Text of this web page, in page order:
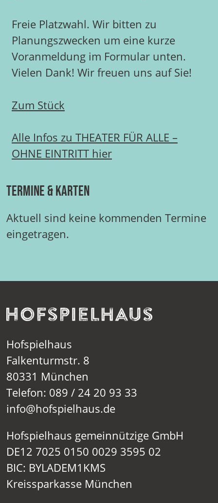
Freie Platzwahl. Wir bitten zu
Planungszwecken um eine kurze
Voranmeldung im Formular unten.
Vielen Dank! Wir freuen uns auf Sie!
Zum Stück
Alle Infos zu THEATER FÜR ALLE –
OHNE EINTRITT hier
Termine & Karten
Aktuell sind keine kommenden Termine
eingetragen.
Hofspielhaus
Falkenturmstr. 8
80331 München
Telefon: 089 / 24 20 93 33
info@hofspielhaus.de
Hofspielhaus gemeinnützige GmbH
DE12 7025 0150 0029 3595 02
BIC: BYLADEM1KMS
Kreissparkasse München